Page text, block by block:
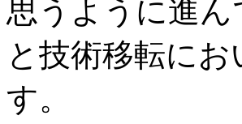
思うように進
と技術移転に
す。